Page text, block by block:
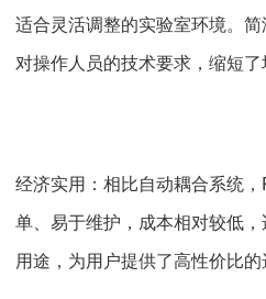
适合灵活调整的实验室环境。
对操作人员的技术要求，缩短了
经济实用：相比自动耦合系统
单、易于维护，成本相对较低
用途，为用户提供了高性价比的